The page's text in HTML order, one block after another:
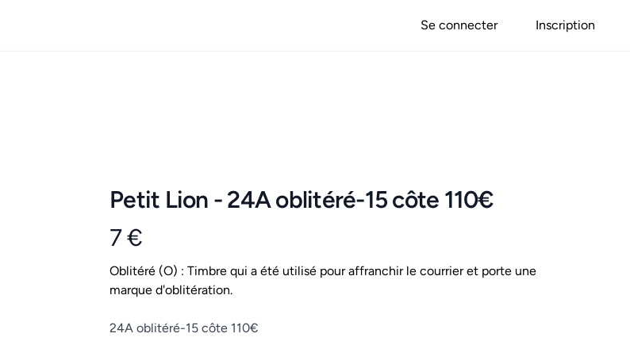
Se connecter Inscription
Petit Lion - 24A oblitéré-15 côte 110€
Product information
7 €
Conditions
Oblitéré (O) : Timbre qui a été utilisé pour affranchir le courrier et porte une
marque d'oblitération.
Description
24A oblitéré-15 côte 110€